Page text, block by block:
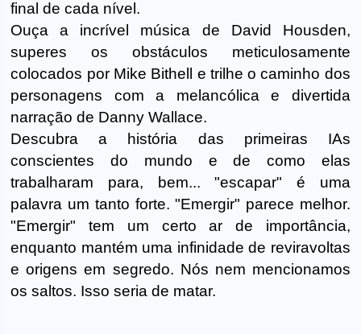
final de cada nível.
Ouça a incrível música de David Housden,
superes os obstáculos meticulosamente
colocados por Mike Bithell e trilhe o caminho dos
personagens com a melancólica e divertida
narração de Danny Wallace.
Descubra a história das primeiras IAs
conscientes do mundo e de como elas
trabalharam para, bem... "escapar" é uma
palavra um tanto forte. "Emergir" parece melhor.
"Emergir" tem um certo ar de importância,
enquanto mantém uma infinidade de reviravoltas
e origens em segredo. Nós nem mencionamos
os saltos. Isso seria de matar.